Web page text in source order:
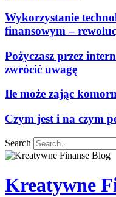
Wykorzystanie
finansowym –
Pożyczasz przez
zwrócić uwagę
Ile może zając
Czym jest i na czym
Search
Kreatywne